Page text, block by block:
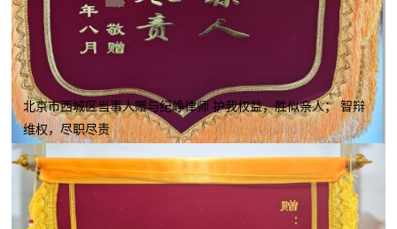
北京市西城区当事人赠与纪峥律师 护我权益，胜似亲人； 智辩
维权，尽职尽责